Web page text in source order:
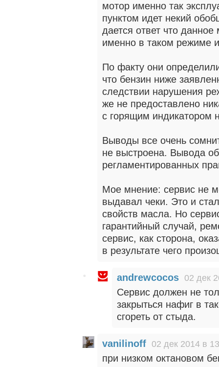
мотор именно так
пунктом идет некий
дается ответ что
именно в таком режиме
По факту они
что бензин ниже
следствии нарушения
же не предоставлено
с горящим индикатором
Выводы все очень
не выстроена. Вывода
регламентированных
Мое мнение: сервис не
выдавал чеки. Это и
свойств масла. Но
гарантийный случай,
сервис, как сторона,
в результате чего
andrewcocos 02 дек
Сервис должен не
закрыться нафиг в
сгореть от стыда.
vanilinoff 02 дек 2014 в
при низком октановом